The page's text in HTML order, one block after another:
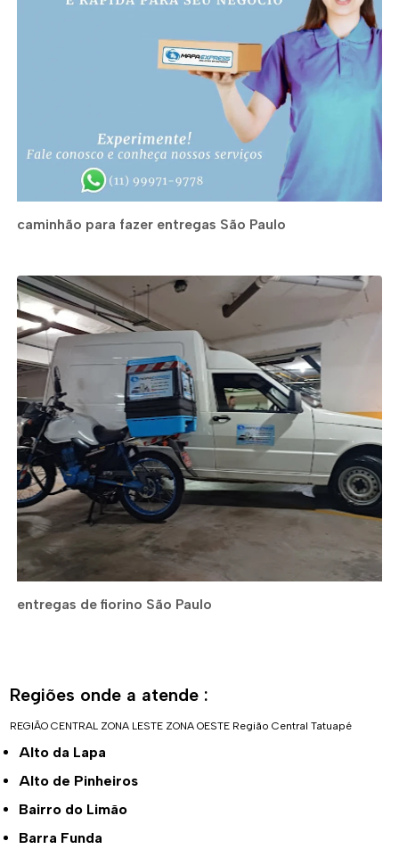
caminhão para fazer entregas São Paulo
entregas de fiorino São Paulo
Regiões onde a atende :
REGIÃO CENTRAL ZONA LESTE ZONA OESTE Região Central Tatuapé
Alto da Lapa
Alto de Pinheiros
Bairro do Limão
Barra Funda